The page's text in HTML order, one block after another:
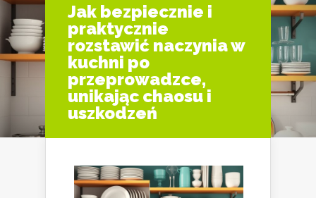
Jak bezpiecznie i
praktycznie
rozstawić naczynia w
kuchni po
przeprowadzce,
unikając chaosu i
uszkodzeń